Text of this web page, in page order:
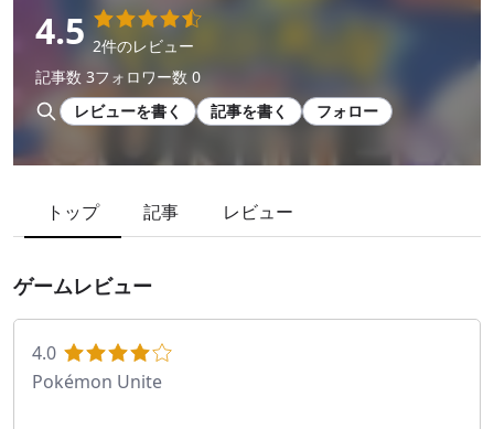
4.5 2件のレビュー
記事数 3フォロワー数 0
レビューを書く
記事を書く フォロー
トップ 記事 レビュー
ゲームレビュー
4.0
Pokémon Unite